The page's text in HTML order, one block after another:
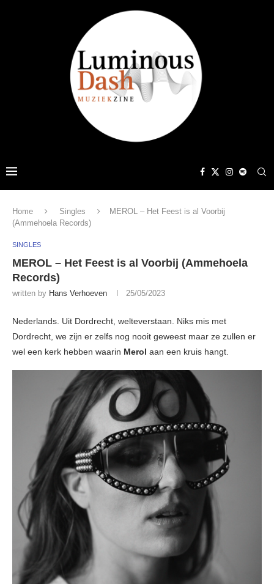
Home Singles
MEROL – Het Feest is al Voorbij
(Ammehoela Records)
SINGLES
MEROL – Het Feest is al Voorbij (Ammehoela
Records)
written by Hans Verhoeven 25/05/2023
Nederlands. Uit Dordrecht, welteverstaan. Niks mis met
Dordrecht, we zijn er zelfs nog nooit geweest maar ze zullen er
wel een kerk hebben waarin Merol aan een kruis hangt.